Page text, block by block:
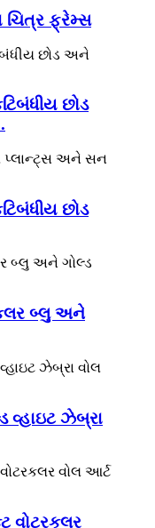
ચિત્ર ફ્રેમ્સ
છોડ
છોડ
બ્લુ અને
વ્હાઇટ ઝેબ્રા
વોટરકલર